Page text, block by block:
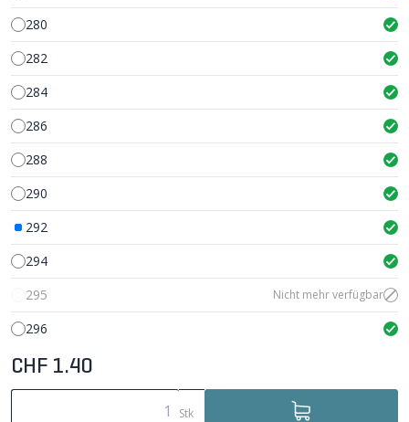
280
282
284
286
288
290
292
294
295
Nicht mehr verfügbar
296
CHF 1.40
Stk